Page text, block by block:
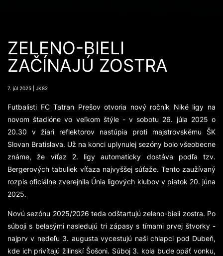
ZELENO-BIELI
ZAČÍNAJÚ ZOSTRA
7. júl 2025 | JK82
Futbalisti FC Tatran Prešov otvoria nový ročník Niké ligy na
novom štadióne vo veľkom štýle - v sobotu 26. júla 2025 o
20.30 v žiari reflektorov nastúpia proti majstrovskému ŠK
Slovan Bratislava. Už na konci uplynulej sezóny bolo všeobecne
známe, že víťaz 2. ligy automaticky dostáva podľa tzv.
Bergerových tabuliek víťaza najvyššej súťaže. Tento zaužívaný
rozpis oficiálne zverejnila Únia ligových klubov v piatok 20. júna
2025.
Novú sezónu 2025/2026 teda odštartujú zeleno-bieli zostra. Po
súboji s belasými nasledujú tri zápasy s tímami prvej štvorky -
najprv v nedeľu 3. augusta vycestujú naši chlapci pod Dubeň,
kde ich privítajú žilinskí Šošoni. Súboj 3. kola bude opäť vonku,